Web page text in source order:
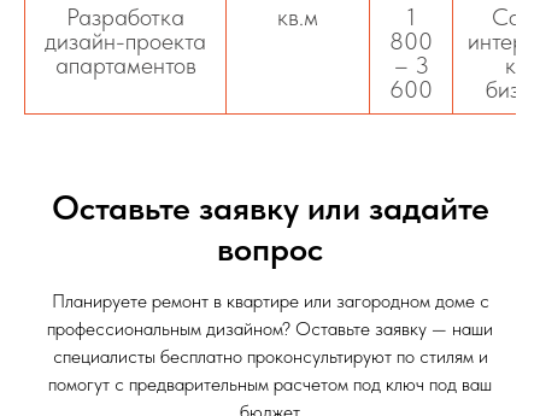
Разработка
дизайн-проекта
апартаментов
кв.м
1
800
– 3
600
Оставьте заявку или задайте
вопрос
Планируете ремонт в квартире или загородном доме с
профессиональным дизайном? Оставьте заявку — наши
специалисты бесплатно проконсультируют по стилям и
помогут с предварительным расчетом под ключ под ваш